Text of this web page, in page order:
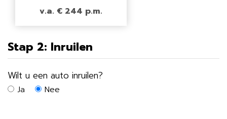
v.a. € 244 p.m.
Stap 2: Inruilen
Wilt u een auto inruilen?
Ja Nee